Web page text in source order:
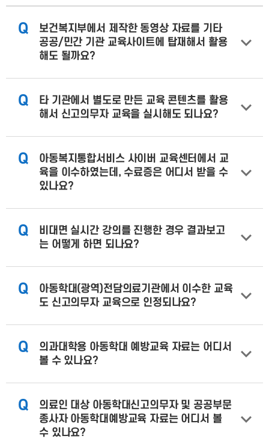
Q
보건복지부에서 제작한 동영상 자료를 기타
공공/민간 기관 교육사이트에 탑재해서 활용
해도 될까요?
Q
타 기관에서 별도로 만든 교육 콘텐츠를 활용
해서 신고의무자 교육을 실시해도 되나요?
Q
아동복지통합서비스 사이버 교육센터에서 교
육을 이수하였는데, 수료증은 어디서 받을 수
있나요?
Q
비대면 실시간 강의를 진행한 경우 결과보고
는 어떻게 하면 되나요?
Q
아동학대(광역)전담의료기관에서 이수한 교육
도 신고의무자 교육으로 인정되나요?
Q
의과대학용 아동학대 예방교육 자료는 어디서
볼 수 있나요?
Q
의료인 대상 아동학대신고의무자 및 공공부문
종사자 아동학대예방교육 자료는 어디서 볼
수 있나요?